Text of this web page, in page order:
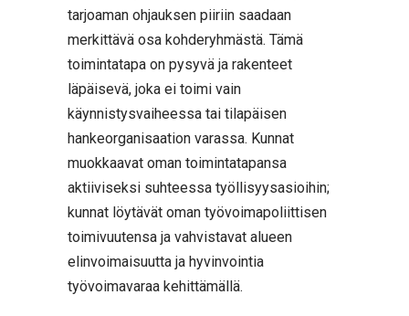
tarjoaman ohjauksen piiriin saadaan
merkittävä osa kohderyhmästä. Tämä
toimintatapa on pysyvä ja rakenteet
läpäisevä, joka ei toimi vain
käynnistysvaiheessa tai tilapäisen
hankeorganisaation varassa. Kunnat
muokkaavat oman toimintatapansa
aktiiviseksi suhteessa työllisyysasioihin;
kunnat löytävät oman työvoimapoliittisen
toimivuutensa ja vahvistavat alueen
elinvoimaisuutta ja hyvinvointia
työvoimavaraa kehittämällä.